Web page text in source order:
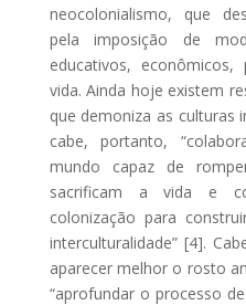
neocolonialismo, que
pela imposição de
educativos,
vida. Ainda hoje existem
que demoniza as culturas
cabe, portanto,
mundo capaz de
sacrificam a vida e
colonização para
interculturalidade” [4].
aparecer melhor o rosto
“aprofundar o processo